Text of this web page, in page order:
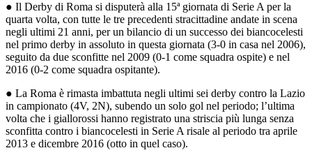
● Il Derby di Roma si disputerà alla 15ª giornata di Serie A per la
quarta volta, con tutte le tre precedenti stracittadine andate in scena
negli ultimi 21 anni, per un bilancio di un successo dei biancocelesti
nel primo derby in assoluto in questa giornata (3-0 in casa nel 2006),
seguito da due sconfitte nel 2009 (0-1 come squadra ospite) e nel
2016 (0-2 come squadra ospitante).
● La Roma è rimasta imbattuta negli ultimi sei derby contro la Lazio
in campionato (4V, 2N), subendo un solo gol nel periodo; l’ultima
volta che i giallorossi hanno registrato una striscia più lunga senza
sconfitta contro i biancocelesti in Serie A risale al periodo tra aprile
2013 e dicembre 2016 (otto in quel caso).